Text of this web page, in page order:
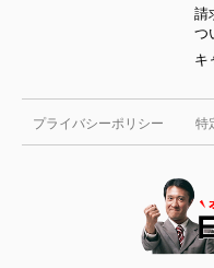
プライバシーポリシー 特
請
つ
キ